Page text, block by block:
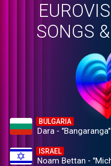
SONGS
BULGARIA
Dara - "Bangaranga"
ISRAEL
Noam Bettan -